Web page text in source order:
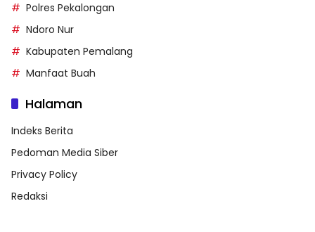
Polres Pekalongan
Ndoro Nur
Kabupaten Pemalang
Manfaat Buah
Halaman
Indeks Berita
Pedoman Media Siber
Privacy Policy
Redaksi